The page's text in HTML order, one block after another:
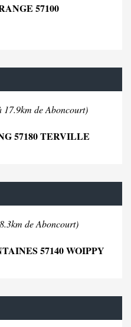
57100
17.9km de Aboncourt)
57180 TERVILLE
de Aboncourt)
57140 WOIPPY